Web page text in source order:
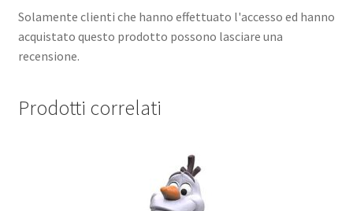
Solamente clienti che hanno effettuato l'accesso ed hanno
acquistato questo prodotto possono lasciare una
recensione.
Prodotti correlati